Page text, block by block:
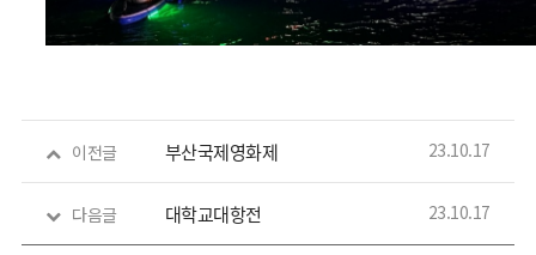
이전글 부산국제영화제 23.10.17
다음글 대학교대항전 23.10.17